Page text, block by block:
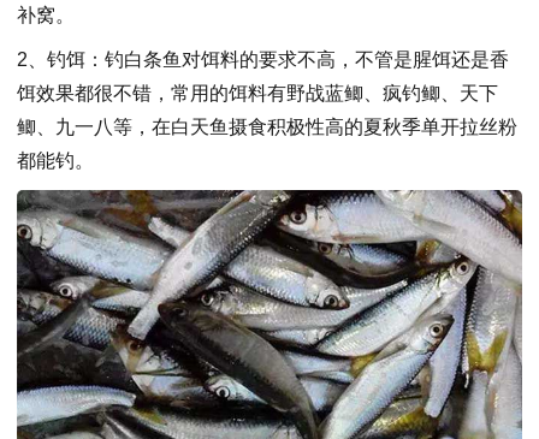
补窝。
2、钓饵：钓白条鱼对饵料的要求不高，不管是腥饵还是香
饵效果都很不错，常用的饵料有野战蓝鲫、疯钓鲫、天下
鲫、九一八等，在白天鱼摄食积极性高的夏秋季单开拉丝粉
都能钓。